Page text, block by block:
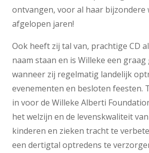
ontvangen, voor al haar bijzondere
afgelopen jaren!
Ook heeft zij tal van, prachtige CD
naam staan en is Willeke een
wanneer zij regelmatig landelijk
evenementen en besloten feesten.
in voor de Willeke Alberti
het welzijn en de levenskwaliteit
kinderen en zieken tracht te
een dertigtal optredens te